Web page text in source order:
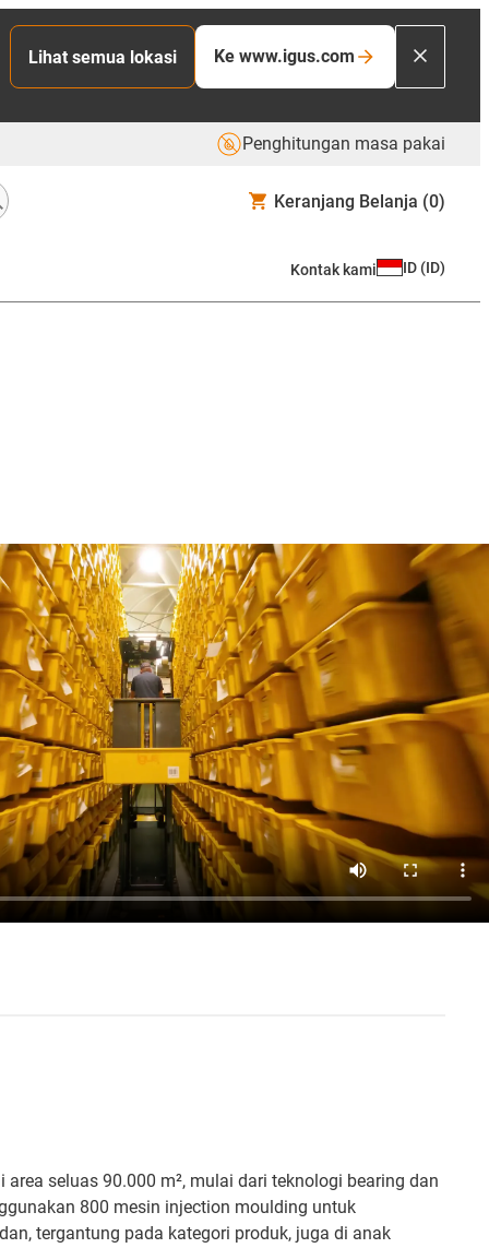
Lihat semua lokasi Ke www.igus.com
Penghitungan masa pakai
Keranjang Belanja (0)
Kontak kami ID (ID)
seluas 90.000 m², mulai dari teknologi bearing dan
800 mesin injection moulding untuk
tergantung pada kategori produk, juga di anak